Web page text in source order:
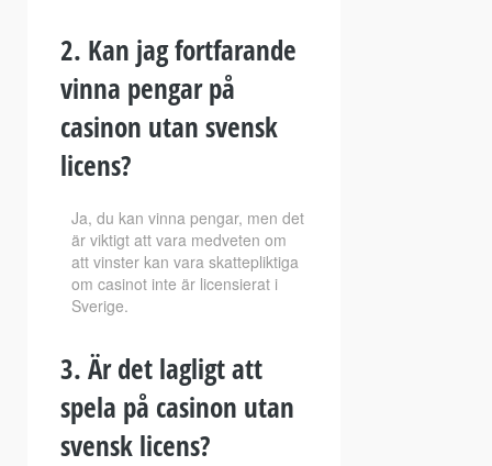
2. Kan jag fortfarande
vinna pengar på
casinon utan svensk
licens?
Ja, du kan vinna pengar, men det
är viktigt att vara medveten om
att vinster kan vara skattepliktiga
om casinot inte är licensierat i
Sverige.
3. Är det lagligt att
spela på casinon utan
svensk licens?